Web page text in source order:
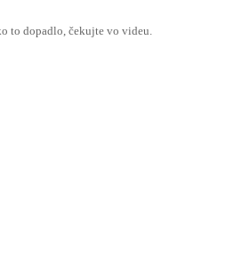
to dopadlo, čekujte vo videu.